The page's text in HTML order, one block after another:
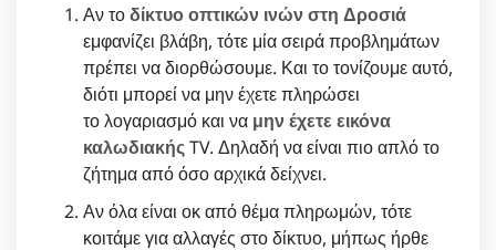
Αν τοδίκτυο οπτικών ινών στη Δροσιά
εμφανίζει βλάβη, τότε μία σειρά προβλημάτων
πρέπει να διορθώσουμε. Και το τονίζουμε αυτό,
διότι μπορεί να μην έχετε πληρώσει
το λογαριασμό και να μην έχετε εικόνα
καλωδιακήςTV. Δηλαδή να είναι πιο απλό το
ζήτημα από όσο αρχικά δείχνει.
Αν όλα είναι οκ από θέμα πληρωμών, τότε
κοιτάμε για αλλαγές στο δίκτυο, μήπως ήρθε